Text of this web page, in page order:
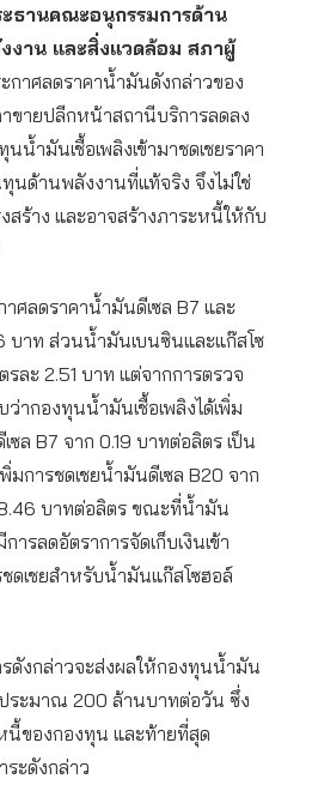
ธานคณะอนุกรรมการด้าน
งาน และสิ่งแวดล้อม สภาผู้
กาศลดราคาน้ำมันดังกล่าวของ
ขายปลีกหน้าสถานีบริการลดลง
น้ำมันเชื้อเพลิงเข้ามาชดเชยราคา
นด้านพลังงานที่แท้จริง จึงไม่ใช่
สร้าง และอาจสร้างภาระหนี้ให้กับ
ศลดราคาน้ำมันดีเซล B7 และ
บาท ส่วนน้ำมันเบนซินและแก๊สโซ
ละ 2.51 บาท แต่จากการตรวจ
ากองทุนน้ำมันเชื้อเพลิงได้เพิ่ม
ซล B7 จาก 0.19 บาทต่อลิตร เป็น
มการชดเชยน้ำมันดีเซล B20 จาก
บาทต่อลิตร ขณะที่น้ำมัน
ารลดอัตราการจัดเก็บเงินเข้า
ดเชยสำหรับน้ำมันแก๊สโซฮอล์
ดังกล่าวจะส่งผลให้กองทุนน้ำมัน
ประมาณ 200 ล้านบาทต่อวัน ซึ่ง
นี้ของกองทุน และท้ายที่สุด
ระดังกล่าว